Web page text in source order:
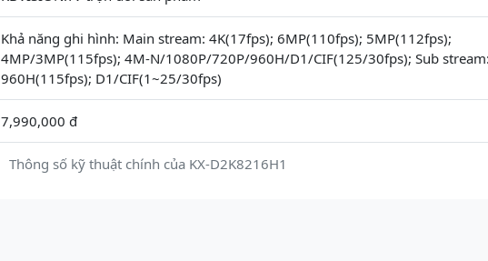
Thông số kỹ thuật chính của KX-D2K8216H1
Khả năng ghi hình: Main stream: 4K(17fps); 6MP(110fps); 5MP(112fps);
4MP/3MP(115fps); 4M-N/1080P/720P/960H/D1/CIF(125/30fps); Sub
960H(115fps); D1/CIF(1~25/30fps)
7,990,000 đ